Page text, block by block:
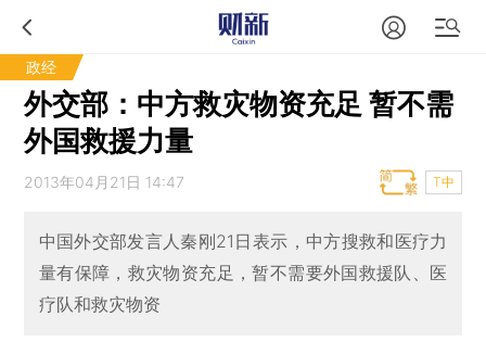
政经
外交部：中方救灾物资充足 暂不需
外国救援力量
2013年04月21日 14:47 T中
中国外交部发言人秦刚21日表示，中方搜救和医疗力
量有保障，救灾物资充足，暂不需要外国救援队、医
疗队和救灾物资